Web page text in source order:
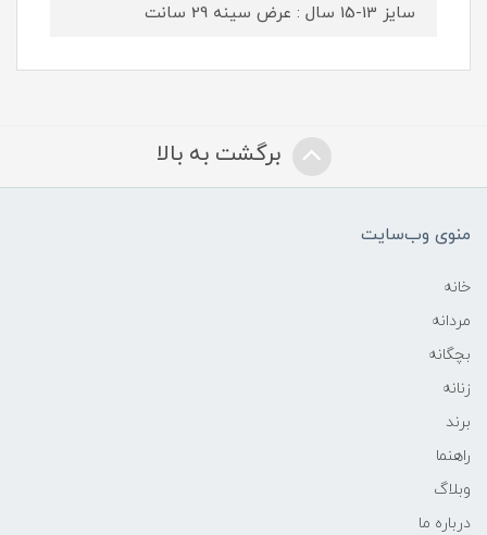
سایز 13-15 سال : عرض سینه 29 سانت
برگشت به بالا
منوی وب‌سایت
خانه
مردانه
بچگانه
زنانه
برند
راهنما
وبلاگ
درباره ما